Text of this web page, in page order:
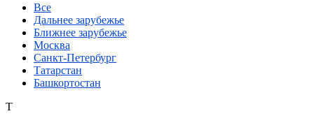
Все
Дальнее зарубежье
Ближнее зарубежье
Москва
Санкт-Петербург
Татарстан
Башкортостан
Т